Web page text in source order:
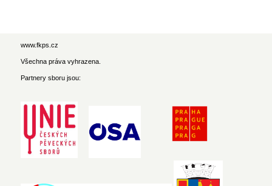
www.fkps.cz
Všechna práva vyhrazena.
Partnery sboru jsou: